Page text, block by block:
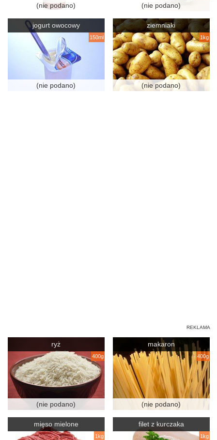
(nie podano) (nie podano)
jogurt owocowy
150ml
(nie podano)
ziemniaki
1kg
(nie podano)
ryż
400g
(nie podano)
makaron
400g
(nie podano)
mięso mielone
1kg
filet z kurczaka
1kg